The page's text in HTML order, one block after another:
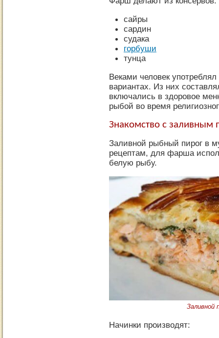
сайры
сардин
судака
горбуши
тунца
Веками человек
вариантах. Из них
включались в здоровое
рыбой во время
Знакомство с заливным
Заливной рыбный пирог в
рецептам, для фарша
белую рыбу.
Заливной
Начинки производят: